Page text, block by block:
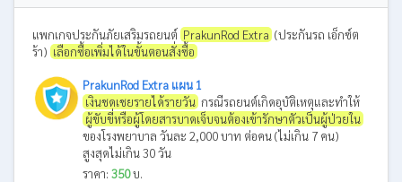
แพกเกจประกันภัยเสริมรถยนต์ PrakunRod Extra (ประกันรถ เอ็กซ์ต
ร้า) เลือกซื้อเพิ่มได้ในขั้นตอนสั่งซื้อ
PrakunRod Extra แผน 1
เงินชดเชยรายได้รายวัน กรณีรถยนต์เกิดอุบัติเหตุและทำให้
ผู้ขับขี่หรือผู้โดยสารบาดเจ็บจนต้องเข้ารักษาตัวเป็นผู้ป่วยใน
ของโรงพยาบาล วันละ 2,000 บาท ต่อคน (ไม่เกิน 7 คน)
สูงสุดไม่เกิน 30 วัน
ราคา: 350บ.